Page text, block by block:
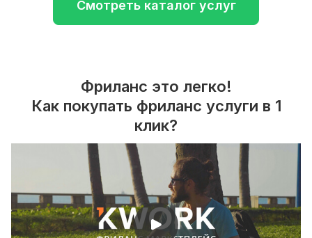
Смотреть каталог услуг
Фриланс это легко!
Как покупать фриланс услуги в 1
клик?